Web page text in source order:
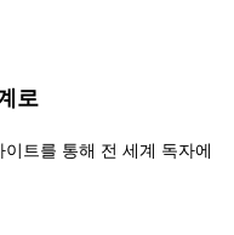
로
트를 통해 전 세계 독자에